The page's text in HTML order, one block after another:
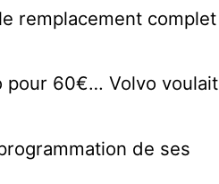
remplacement complet
pour 60€… Volvo voulait
de ses